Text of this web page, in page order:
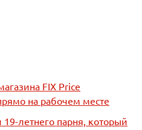
FIX Price
на рабочем месте
19-летнего парня, который